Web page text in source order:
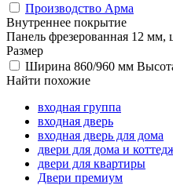
Производство Арма
Внутреннее покрытие
Панель фрезерованная 12 мм,
Размер
Ширина 860/960 мм
Найти похожие
входная группа
входная дверь
входная дверь для дома
двери для дома и
двери для квартиры
Двери премиум